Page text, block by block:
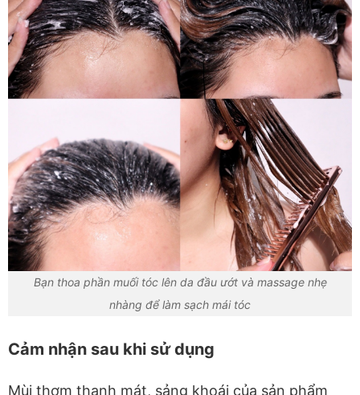
Bạn thoa phần muối tóc lên da đầu ướt và massage nhẹ
nhàng để làm sạch mái tóc
Cảm nhận sau khi sử dụng
Mùi thơm thanh mát, sảng khoái của sản phẩm